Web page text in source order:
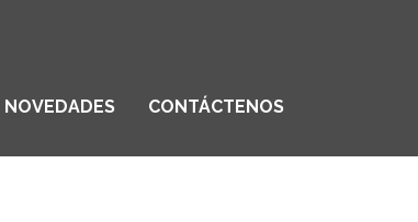
NOVEDADES CONTÁCTENOS